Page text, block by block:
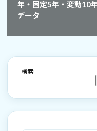
年・固定5年・変動10
データ
検索